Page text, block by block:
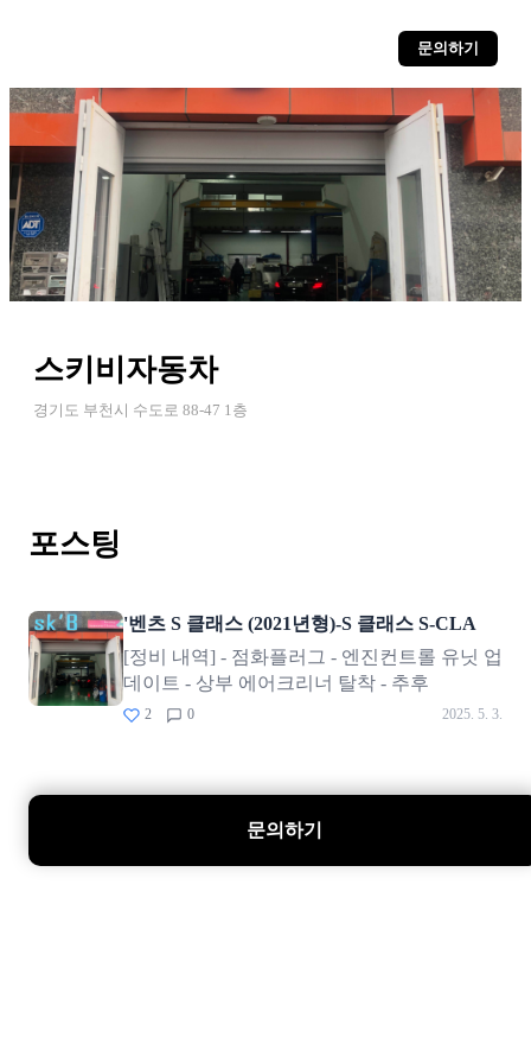
문의하기
스키비자동차
경기도 부천시 수도로 88-47 1층
포스팅
'벤츠 S 클래스 (2021년형)-S 클래스 S-CLA
[정비 내역] - 점화플러그 - 엔진컨트롤 유닛 업
데이트 - 상부 에어크리너 탈착 - 추후
2 0 2025. 5. 3.
문의하기